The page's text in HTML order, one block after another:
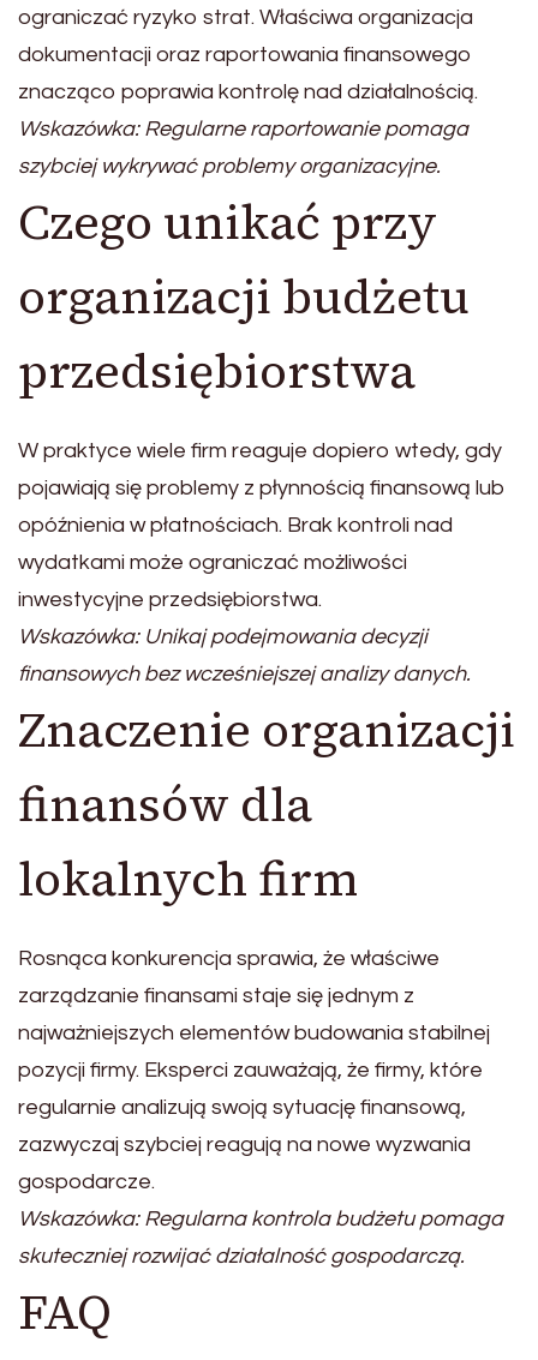
ograniczać ryzyko strat. Właściwa organizacja
dokumentacji oraz raportowania finansowego
znacząco poprawia kontrolę nad działalnością.
Wskazówka: Regularne raportowanie pomaga
szybciej wykrywać problemy organizacyjne.
Czego unikać przy
organizacji budżetu
przedsiębiorstwa
W praktyce wiele firm reaguje dopiero wtedy, gdy
pojawiają się problemy z płynnością finansową lub
opóźnienia w płatnościach. Brak kontroli nad
wydatkami może ograniczać możliwości
inwestycyjne przedsiębiorstwa.
Wskazówka: Unikaj podejmowania decyzji
finansowych bez wcześniejszej analizy danych.
Znaczenie organizacji
finansów dla
lokalnych firm
Rosnąca konkurencja sprawia, że właściwe
zarządzanie finansami staje się jednym z
najważniejszych elementów budowania stabilnej
pozycji firmy. Eksperci zauważają, że firmy, które
regularnie analizują swoją sytuację finansową,
zazwyczaj szybciej reagują na nowe wyzwania
gospodarcze.
Wskazówka: Regularna kontrola budżetu pomaga
skuteczniej rozwijać działalność gospodarczą.
FAQ